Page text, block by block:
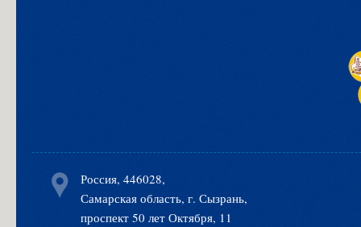
Россия, 446028,
Самарская область, г. Сызрань,
проспект 50 лет Октября, 11